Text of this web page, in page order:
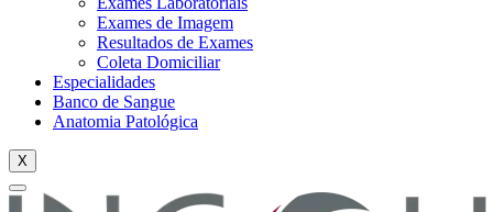
Exames de Imagem
Resultados de Exames
Coleta Domiciliar
Especialidades
Banco de Sangue
Anatomia Patológica
X